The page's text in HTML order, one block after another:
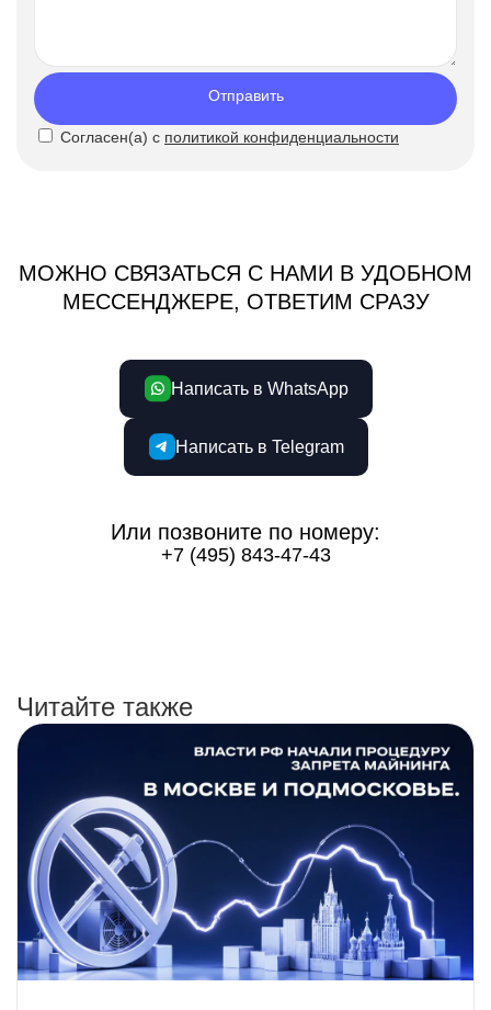
Отправить
Согласен(а) с политикой конфиденциальности
МОЖНО СВЯЗАТЬСЯ С НАМИ В УДОБНОМ
МЕССЕНДЖЕРЕ, ОТВЕТИМ СРАЗУ
Написать в WhatsApp
Написать в Telegram
Или позвоните по номеру:
+7 (495) 843-47-43
Читайте также